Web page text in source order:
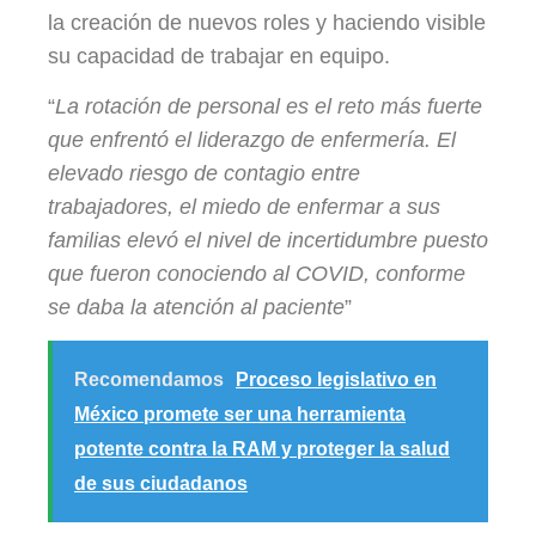
la creación de nuevos roles y haciendo visible
su capacidad de trabajar en equipo.
“La rotación de personal es el reto más fuerte
que enfrentó el liderazgo de enfermería. El
elevado riesgo de contagio entre
trabajadores, el miedo de enfermar a sus
familias elevó el nivel de incertidumbre puesto
que fueron conociendo al COVID, conforme
se daba la atención al paciente”
Recomendamos
Proceso legislativo en
México promete ser una herramienta
potente contra la RAM y proteger la salud
de sus ciudadanos